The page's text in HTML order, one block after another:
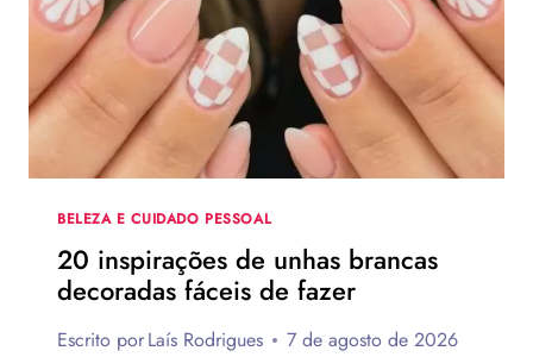
DE
PRESENTES
CRIATIVOS
COM
PASSO
A
BELEZA E CUIDADO PESSOAL
20 inspirações de unhas brancas
decoradas fáceis de fazer
Escrito porLaís Rodrigues 7 de agosto de 2026